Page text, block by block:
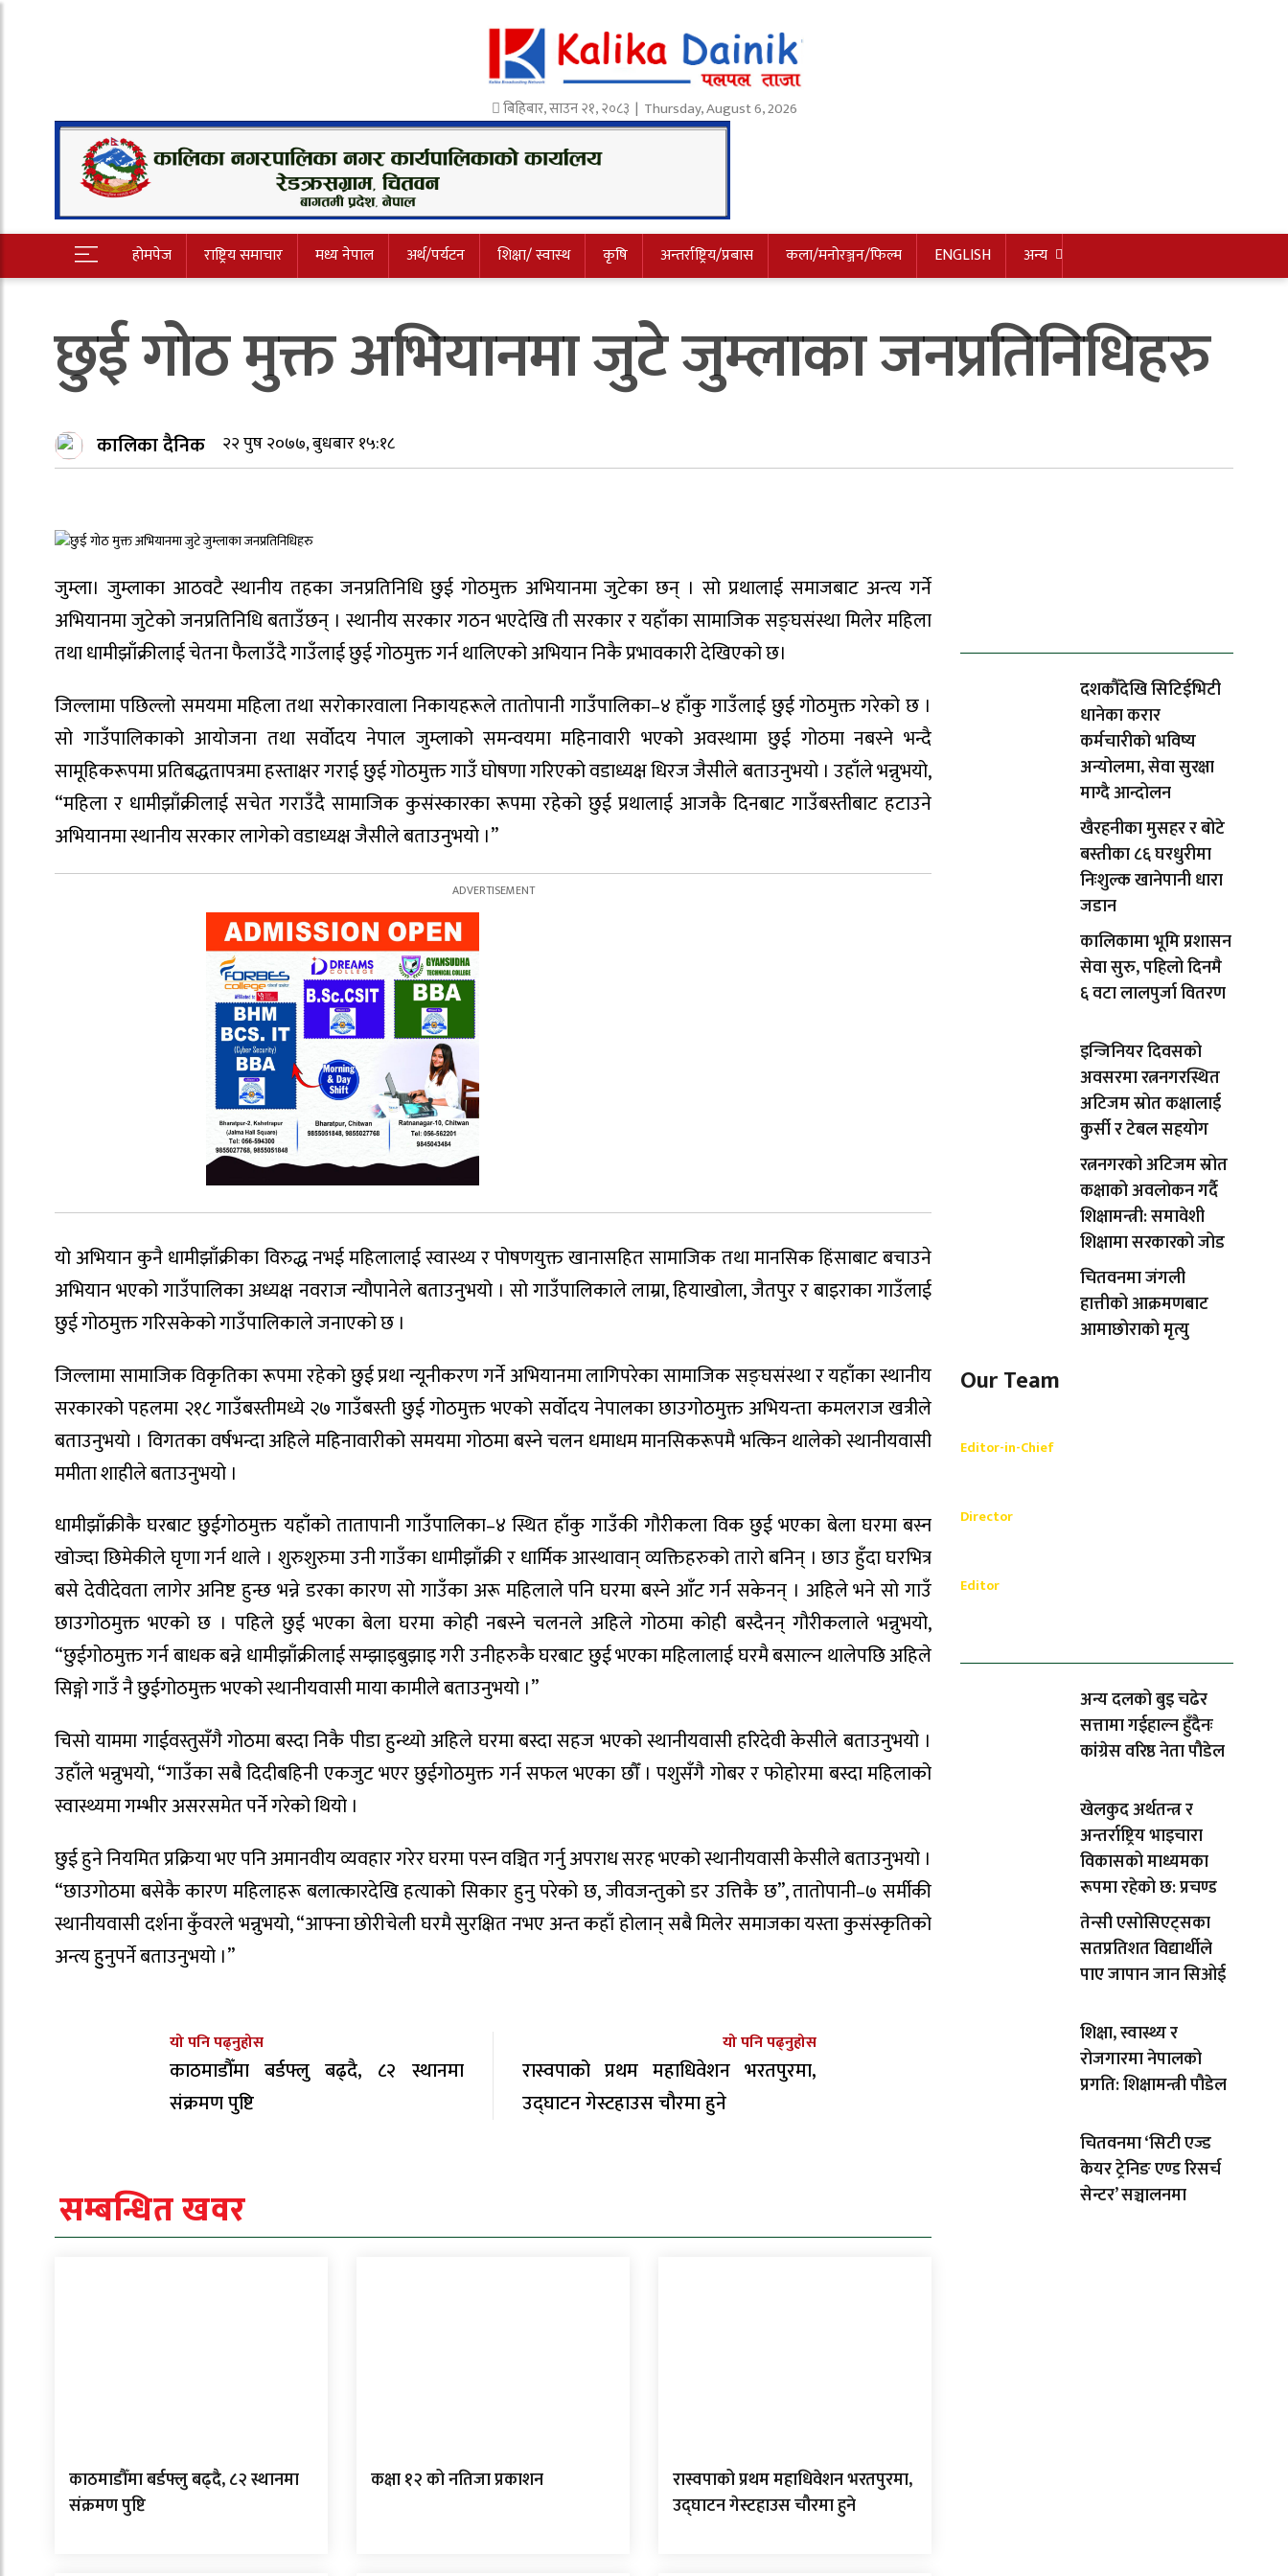
बिहिबार,साउन२१,२०८३ | Thursday, August 6, 2026
होमपेज राष्ट्रिय समाचार मध्य नेपाल अर्थ/पर्यटन शिक्षा/ स्वास्थ कृषि अन्तर्राष्ट्रिय/प्रबास कला/मनोरञ्जन/फिल्म ENGLISH अन्य
छुई गोठ मुक्त अभियानमा जुटे जुम्लाका जनप्रतिनिधिहरु
कालिका दैनिक २२ पुष २०७७, बुधबार १५:१८
जुम्ला। जुम्लाका आठवटै स्थानीय तहका जनप्रतिनिधि छुई गोठमुक्त अभियानमा जुटेका छन् । सो प्रथालाई समाजबाट अन्त्य गर्ने
अभियानमा जुटेको जनप्रतिनिधि बताउँछन् । स्थानीय सरकार गठन भएदेखि ती सरकार र यहाँका सामाजिक सङ्घसंस्था मिलेर महिला
तथा धामीझाँक्रीलाई चेतना फैलाउँदै गाउँलाई छुई गोठमुक्त गर्न थालिएको अभियान निकै प्रभावकारी देखिएको छ।
जिल्लामा पछिल्लो समयमा महिला तथा सरोकारवाला निकायहरूले तातोपानी गाउँपालिका–४ हाँकु गाउँलाई छुई गोठमुक्त गरेको छ ।
सो गाउँपालिकाको आयोजना तथा सर्वोदय नेपाल जुम्लाको समन्वयमा महिनावारी भएको अवस्थामा छुई गोठमा नबस्ने भन्दै
सामूहिकरूपमा प्रतिबद्धतापत्रमा हस्ताक्षर गराई छुई गोठमुक्त गाउँ घोषणा गरिएको वडाध्यक्ष धिरज जैसीले बताउनुभयो । उहाँले भन्नुभयो,
“महिला र धामीझाँक्रीलाई सचेत गराउँदै सामाजिक कुसंस्कारका रूपमा रहेको छुई प्रथालाई आजकै दिनबाट गाउँबस्तीबाट हटाउने
अभियानमा स्थानीय सरकार लागेको वडाध्यक्ष जैसीले बताउनुभयो ।”
यो अभियान कुनै धामीझाँक्रीका विरुद्ध नभई महिलालाई स्वास्थ्य र पोषणयुक्त खानासहित सामाजिक तथा मानसिक हिंसाबाट बचाउने
अभियान भएको गाउँपालिका अध्यक्ष नवराज न्यौपानेले बताउनुभयो । सो गाउँपालिकाले लाम्रा, हियाखोला, जैतपुर र बाइराका गाउँलाई
छुई गोठमुक्त गरिसकेको गाउँपालिकाले जनाएको छ ।
जिल्लामा सामाजिक विकृतिका रूपमा रहेको छुई प्रथा न्यूनीकरण गर्ने अभियानमा लागिपरेका सामाजिक सङ्घसंस्था र यहाँका स्थानीय
सरकारको पहलमा २१८ गाउँबस्तीमध्ये २७ गाउँबस्ती छुई गोठमुक्त भएको सर्वोदय नेपालका छाउगोठमुक्त अभियन्ता कमलराज खत्रीले
बताउनुभयो । विगतका वर्षभन्दा अहिले महिनावारीको समयमा गोठमा बस्ने चलन धमाधम मानसिकरूपमै भत्किन थालेको स्थानीयवासी
ममीता शाहीले बताउनुभयो ।
धामीझाँक्रीकै घरबाट छुईगोठमुक्त यहाँको तातापानी गाउँपालिका–४ स्थित हाँकु गाउँकी गौरीकला विक छुई भएका बेला घरमा बस्न
खोज्दा छिमेकीले घृणा गर्न थाले । शुरुशुरुमा उनी गाउँका धामीझाँक्री र धार्मिक आस्थावान् व्यक्तिहरुको तारो बनिन् । छाउ हुँदा घरभित्र
बसे देवीदेवता लागेर अनिष्ट हुन्छ भन्ने डरका कारण सो गाउँका अरू महिलाले पनि घरमा बस्ने आँट गर्न सकेनन् । अहिले भने सो गाउँ
छाउगोठमुक्त भएको छ । पहिले छुई भएका बेला घरमा कोही नबस्ने चलनले अहिले गोठमा कोही बस्दैनन् गौरीकलाले भन्नुभयो,
“छुईगोठमुक्त गर्न बाधक बन्ने धामीझाँक्रीलाई सम्झाइबुझाइ गरी उनीहरुकै घरबाट छुई भएका महिलालाई घरमै बसाल्न थालेपछि अहिले
सिङ्गो गाउँ नै छुईगोठमुक्त भएको स्थानीयवासी माया कामीले बताउनुभयो ।”
चिसो याममा गाईवस्तुसँगै गोठमा बस्दा निकै पीडा हुन्थ्यो अहिले घरमा बस्दा सहज भएको स्थानीयवासी हरिदेवी केसीले बताउनुभयो ।
उहाँले भन्नुभयो, “गाउँका सबै दिदीबहिनी एकजुट भएर छुईगोठमुक्त गर्न सफल भएका छौँ । पशुसँगै गोबर र फोहोरमा बस्दा महिलाको
स्वास्थ्यमा गम्भीर असरसमेत पर्ने गरेको थियो ।
छुई हुने नियमित प्रक्रिया भए पनि अमानवीय व्यवहार गरेर घरमा पस्न वञ्चित गर्नु अपराध सरह भएको स्थानीयवासी केसीले बताउनुभयो ।
“छाउगोठमा बसेकै कारण महिलाहरू बलात्कारदेखि हत्याको सिकार हुनु परेको छ, जीवजन्तुको डर उत्तिकै छ”, तातोपानी–७ सर्मीकी
स्थानीयवासी दर्शना कुँवरले भन्नुभयो, “आफ्ना छोरीचेली घरमै सुरक्षित नभए अन्त कहाँ होलान् सबै मिलेर समाजका यस्ता कुसंस्कृतिको
अन्त्य हुुनुपर्ने बताउनुभयो ।”
यो पनि पढ्नुहोस
काठमाडौँमा बर्डफ्लु बढ्दै, ८२ स्थानमा
संक्रमण पुष्टि
यो पनि पढ्नुहोस
रास्वपाको प्रथम महाधिवेशन भरतपुरमा,
उद्घाटन गेस्टहाउस चौरमा हुने
सम्बन्धित खवर
काठमाडौँमा बर्डफ्लु बढ्दै, ८२ स्थानमा
संक्रमण पुष्टि
कक्षा १२ को नतिजा प्रकाशन
रास्वपाको प्रथम महाधिवेशन भरतपुरमा,
उद्घाटन गेस्टहाउस चौरमा हुने
दशकौँदेखि सिटिईभिटी
धानेका करार
कर्मचारीको भविष्य
अन्योलमा, सेवा सुरक्षा
माग्दै आन्दोलन
खैरहनीका मुसहर र बोटे
बस्तीका ८६ घरधुरीमा
निःशुल्क खानेपानी धारा
जडान
कालिकामा भूमि प्रशासन
सेवा सुरु, पहिलो दिनमै
६ वटा लालपुर्जा वितरण
इन्जिनियर दिवसको
अवसरमा रत्ननगरस्थित
अटिजम स्रोत कक्षालाई
कुर्सी र टेबल सहयोग
रत्ननगरको अटिजम स्रोत
कक्षाको अवलोकन गर्दै
शिक्षामन्त्री: समावेशी
शिक्षामा सरकारको जोड
चितवनमा जंगली
हात्तीको आक्रमणबाट
आमाछोराको मृत्यु
Our Team
Editor-in-Chief
Director
Editor
अन्य दलको बुइ चढेर
सत्तामा गईहाल्न हुँदैनः
कांग्रेस वरिष्ठ नेता पौडेल
खेलकुद अर्थतन्त्र र
अन्तर्राष्ट्रिय भाइचारा
विकासको माध्यमका
रूपमा रहेको छ: प्रचण्ड
तेन्सी एसोसिएट्सका
सतप्रतिशत विद्यार्थीले
पाए जापान जान सिओई
शिक्षा, स्वास्थ्य र
रोजगारमा नेपालको
प्रगति: शिक्षामन्त्री पौडेल
चितवनमा ‘सिटी एज्ड
केयर ट्रेनिङ एण्ड रिसर्च
सेन्टर’ सञ्चालनमा